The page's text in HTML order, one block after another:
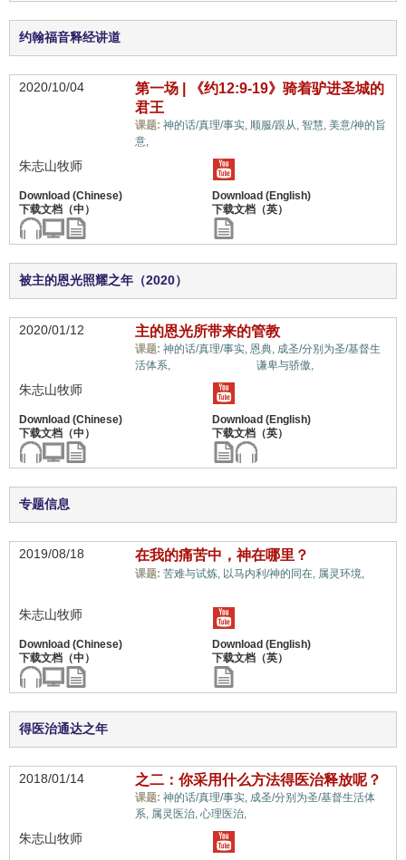
约翰福音释经讲道
2020/10/04
第一场 | 《约12:9-19》骑着驴进圣城的
君王
课题: 神的话/真理/事实, 顺服/跟从, 智慧, 美意/神的旨
意,
朱志山牧师
被主的恩光照耀之年（2020）
2020/01/12 主的恩光所带来的管教
课题: 神的话/真理/事实, 恩典, 成圣/分别为圣/基督生
活体系,
谦卑与骄傲,
朱志山牧师
专题信息
2019/08/18 在我的痛苦中，神在哪里？
课题: 苦难与试炼, 以马内利/神的同在, 属灵环境,
朱志山牧师
得医治通达之年
2018/01/14 之二：你采用什么方法得医治释放呢？
课题: 神的话/真理/事实, 成圣/分别为圣/基督生活体
系, 属灵医治, 心理医治,
朱志山牧师